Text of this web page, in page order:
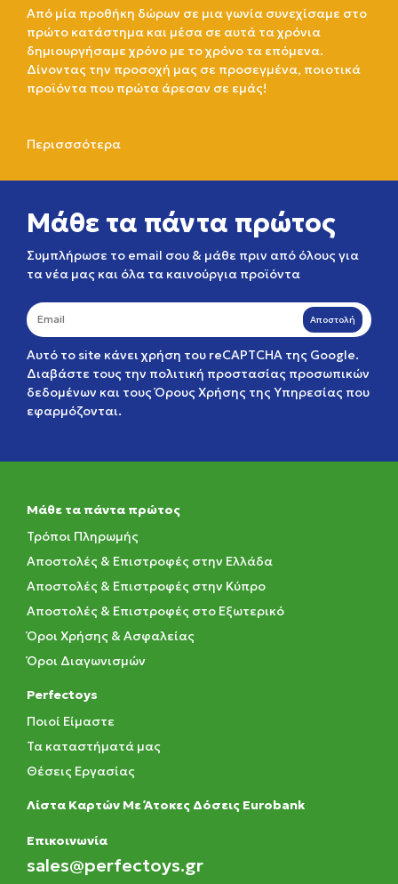
Από μία προθήκη δώρων σε μια γωνία συνεχίσαμε στο
πρώτο κατάστημα και μέσα σε αυτά τα χρόνια
δημιουργήσαμε χρόνο με το χρόνο τα επόμενα.
Δίνοντας την προσοχή μας σε προσεγμένα, ποιοτικά
προϊόντα που πρώτα άρεσαν σε εμάς!
Περισσσότερα
Μάθε τα πάντα πρώτος
Συμπλήρωσε το email σου & μάθε πριν από όλους για
τα νέα μας και όλα τα καινούργια προϊόντα
Αποστολή
Αυτό το site κάνει χρήση του reCAPTCHA της Google.
Διαβάστε τους την πολιτική προστασίας προσωπικών
δεδομένων και τουςΌρους Χρήσης της Υπηρεσίας που
εφαρμόζονται.
Μάθε τα πάντα πρώτος
Τρόποι Πληρωμής
Αποστολές & Επιστροφές στην Ελλάδα
Αποστολές & Επιστροφές στην Κύπρο
Αποστολές & Επιστροφές στο Εξωτερικό
Όροι Χρήσης & Ασφαλείας
Όροι Διαγωνισμών
Perfectoys
Ποιοί Είμαστε
Τα καταστήματά μας
Θέσεις Εργασίας
Λίστα Καρτών Με Άτοκες Δόσεις Eurobank
Eπικοινωνία
sales@perfectoys.gr